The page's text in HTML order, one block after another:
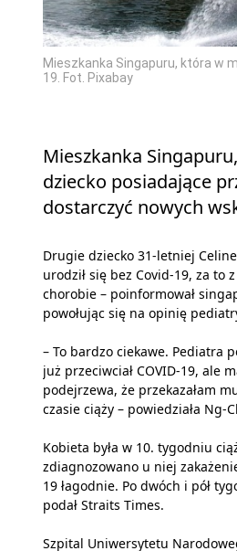
Mieszkanka Singapuru, która w
19. Fot. Pixabay
Mieszkanka
dziecko posiadające
dostarczyć nowych
Drugie dziecko 31-letniej
urodził się bez Covid-19, za to
chorobie – poinformował
powołując się na opinię
– To bardzo ciekawe. Pediatra
już przeciwciał COVID-19, ale
podejrzewa, że przekazałam
czasie ciąży – powiedziała Ng-
Kobieta była w 10. tygodniu
zdiagnozowano u niej
19 łagodnie. Po dwóch i pół
podał Straits Times.
Szpital Uniwersytetu